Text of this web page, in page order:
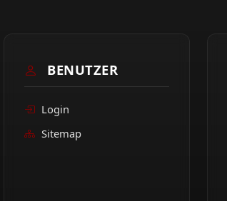
BENUTZER
Login
Sitemap